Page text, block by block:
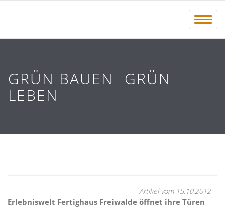
Menü
GRÜN BAUEN  GRÜN
LEBEN
Artikel vom 15.10.2012
Erlebniswelt Fertighaus Freiwalde öffnet ihre Türen